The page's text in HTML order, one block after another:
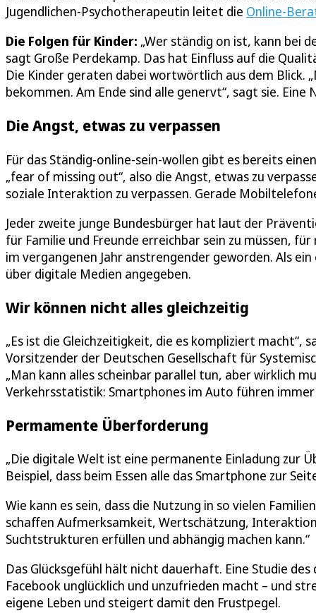
Jugendlichen-Psychotherapeutin leitet die Online-
Die Folgen für Kinder: „Wer ständig on ist, kann bei
sagt Große Perdekamp. Das hat Einfluss auf die
Die Kinder geraten dabei wortwörtlich aus dem Blick.
bekommen. Am Ende sind alle genervt“, sagt sie. Eine
Die Angst, etwas zu verpassen
Für das Ständig-online-sein-wollen gibt es bereits
„fear of missing out“, also die Angst, etwas zu
soziale Interaktion zu verpassen. Gerade
Jeder zweite junge Bundesbürger hat laut der
für Familie und Freunde erreichbar sein zu müssen,
im vergangenen Jahr anstrengender geworden. Als
über digitale Medien angegeben.
Wir können nicht alles gleichzeitig
„Es ist die Gleichzeitigkeit, die es kompliziert macht“,
Vorsitzender der Deutschen Gesellschaft für
„Man kann alles scheinbar parallel tun, aber wirklich
Verkehrsstatistik: Smartphones im Auto führen
Permamente Überforderung
„Die digitale Welt ist eine permanente Einladung zur
Beispiel, dass beim Essen alle das Smartphone zur
Wie kann es sein, dass die Nutzung in so vielen
schaffen Aufmerksamkeit, Wertschätzung,
Suchtstrukturen erfüllen und abhängig machen kann.“
Das Glücksgefühl hält nicht dauerhaft. Eine Studie des
Facebook unglücklich und unzufrieden macht – und
eigene Leben und steigert damit den Frustpegel.